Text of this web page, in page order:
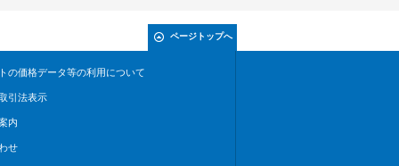
ページトップへ
の価格データ等の利用について
引法表示
内
せ